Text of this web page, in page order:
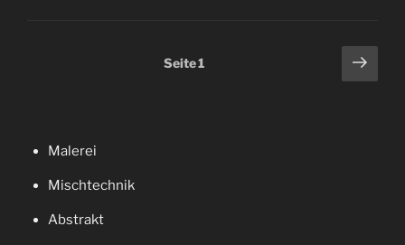
Seitennummerierung
Seite1
Malerei
Mischtechnik
Abstrakt